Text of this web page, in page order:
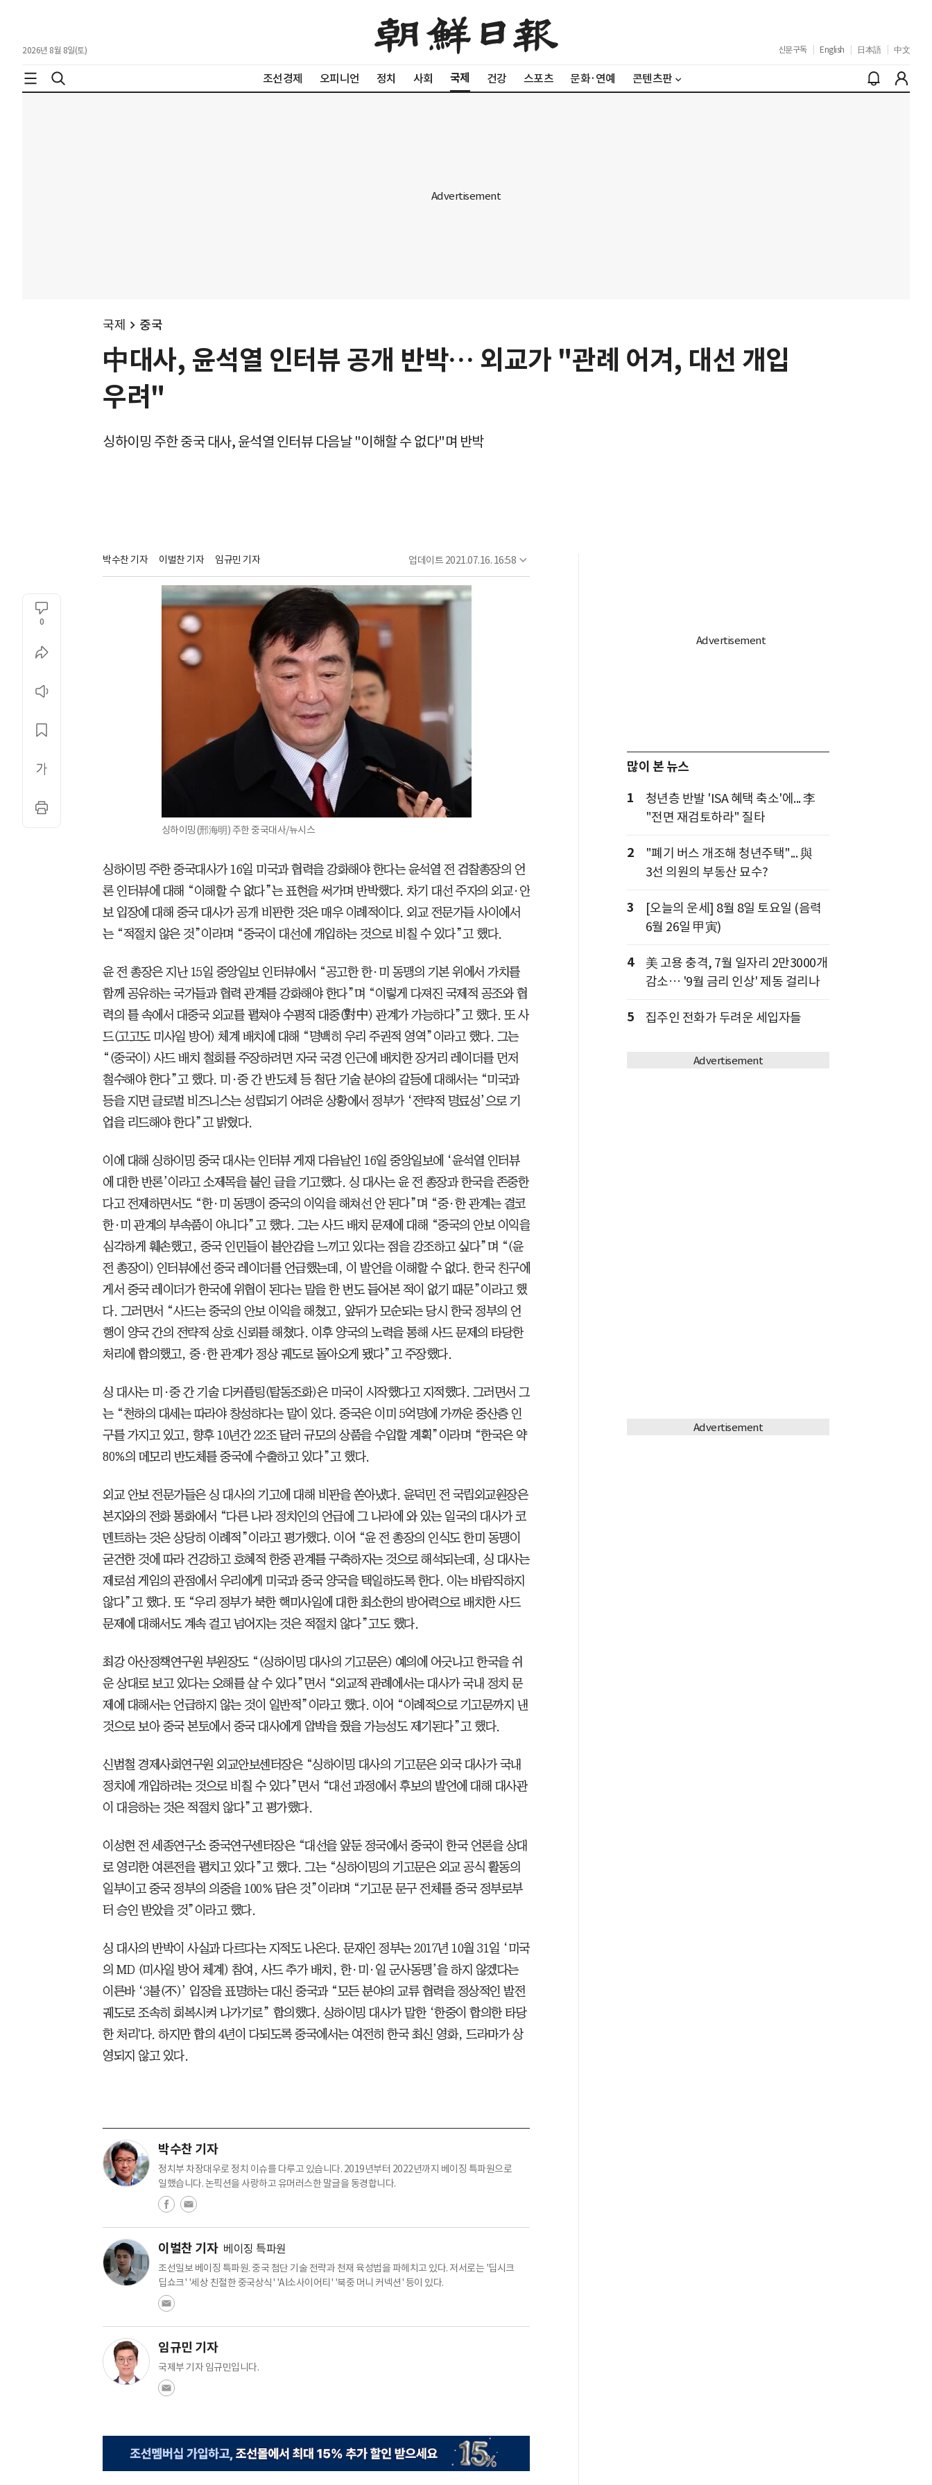
2026년 8월 8일(토) 신문구독 English 日本語 中文
조선경제 오피니언 정치 사회 국제 건강 스포츠 문화·연예 콘텐츠판
국제 중국
中대사, 윤석열 인터뷰 공개 반박… 외교가 "관례 어겨, 대선 개입
우려"
싱하이밍 주한 중국 대사, 윤석열 인터뷰 다음날 "이해할 수 없다"며 반박
박수찬 기자 이벌찬 기자 임규민 기자 업데이트 2021.07.16. 16:58
0
싱하이밍(邢海明) 주한 중국대사/뉴시스
싱하이밍 주한 중국대사가 16일 미국과 협력을 강화해야 한다는 윤석열 전 검찰총장의 언
론 인터뷰에 대해 “이해할 수 없다”는 표현을 써가며 반박했다. 차기 대선 주자의 외교·안
보 입장에 대해 중국 대사가 공개 비판한 것은 매우 이례적이다. 외교 전문가들 사이에서
는 “적절치 않은 것”이라며 “중국이 대선에 개입하는 것으로 비칠 수 있다”고 했다.
윤 전 총장은 지난 15일 중앙일보 인터뷰에서 “공고한 한·미 동맹의 기본 위에서 가치를
함께 공유하는 국가들과 협력 관계를 강화해야 한다”며 “이렇게 다져진 국제적 공조와 협
력의 틀 속에서 대중국 외교를 펼쳐야 수평적 대중(對中) 관계가 가능하다”고 했다. 또 사
드(고고도 미사일 방어) 체계 배치에 대해 “명백히 우리 주권적 영역”이라고 했다. 그는
“(중국이) 사드 배치 철회를 주장하려면 자국 국경 인근에 배치한 장거리 레이더를 먼저
철수해야 한다”고 했다. 미·중 간 반도체 등 첨단 기술 분야의 갈등에 대해서는 “미국과
등을 지면 글로벌 비즈니스는 성립되기 어려운 상황에서 정부가 ‘전략적 명료성’으로 기
업을 리드해야 한다”고 밝혔다.
이에 대해 싱하이밍 중국 대사는 인터뷰 게재 다음날인 16일 중앙일보에 ‘윤석열 인터뷰
에 대한 반론’이라고 소제목을 붙인 글을 기고했다. 싱 대사는 윤 전 총장과 한국을 존중한
다고 전제하면서도 “한·미 동맹이 중국의 이익을 해쳐선 안 된다”며 “중·한 관계는 결코
한·미 관계의 부속품이 아니다”고 했다. 그는 사드 배치 문제에 대해 “중국의 안보 이익을
심각하게 훼손했고, 중국 인민들이 불안감을 느끼고 있다는 점을 강조하고 싶다”며 “(윤
전 총장이) 인터뷰에선 중국 레이더를 언급했는데, 이 발언을 이해할 수 없다. 한국 친구에
게서 중국 레이더가 한국에 위협이 된다는 말을 한 번도 들어본 적이 없기 때문”이라고 했
다. 그러면서 “사드는 중국의 안보 이익을 해쳤고, 앞뒤가 모순되는 당시 한국 정부의 언
행이 양국 간의 전략적 상호 신뢰를 해쳤다. 이후 양국의 노력을 통해 사드 문제의 타당한
처리에 합의했고, 중·한 관계가 정상 궤도로 돌아오게 됐다”고 주장했다.
싱 대사는 미·중 간 기술 디커플링(탈동조화)은 미국이 시작했다고 지적했다. 그러면서 그
는 “천하의 대세는 따라야 창성하다는 말이 있다. 중국은 이미 5억명에 가까운 중산층 인
구를 가지고 있고, 향후 10년간 22조 달러 규모의 상품을 수입할 계획”이라며 “한국은 약
80%의 메모리 반도체를 중국에 수출하고 있다”고 했다.
외교 안보 전문가들은 싱 대사의 기고에 대해 비판을 쏟아냈다. 윤덕민 전 국립외교원장은
본지와의 전화 통화에서 “다른 나라 정치인의 언급에 그 나라에 와 있는 일국의 대사가 코
멘트하는 것은 상당히 이례적”이라고 평가했다. 이어 “윤 전 총장의 인식도 한미 동맹이
굳건한 것에 따라 건강하고 호혜적 한중 관계를 구축하자는 것으로 해석되는데, 싱 대사는
제로섬 게임의 관점에서 우리에게 미국과 중국 양국을 택일하도록 한다. 이는 바람직하지
않다”고 했다. 또 “우리 정부가 북한 핵미사일에 대한 최소한의 방어력으로 배치한 사드
문제에 대해서도 계속 걸고 넘어지는 것은 적절치 않다”고도 했다.
최강 아산정책연구원 부원장도 “(싱하이밍 대사의 기고문은) 예의에 어긋나고 한국을 쉬
운 상대로 보고 있다는 오해를 살 수 있다”면서 “외교적 관례에서는 대사가 국내 정치 문
제에 대해서는 언급하지 않는 것이 일반적”이라고 했다. 이어 “이례적으로 기고문까지 낸
것으로 보아 중국 본토에서 중국 대사에게 압박을 줬을 가능성도 제기된다”고 했다.
신범철 경제사회연구원 외교안보센터장은 “싱하이밍 대사의 기고문은 외국 대사가 국내
정치에 개입하려는 것으로 비칠 수 있다”면서 “대선 과정에서 후보의 발언에 대해 대사관
이 대응하는 것은 적절치 않다”고 평가했다.
이성현 전 세종연구소 중국연구센터장은 “대선을 앞둔 정국에서 중국이 한국 언론을 상대
로 영리한 여론전을 펼치고 있다”고 했다. 그는 “싱하이밍의 기고문은 외교 공식 활동의
일부이고 중국 정부의 의중을 100% 담은 것”이라며 “기고문 문구 전체를 중국 정부로부
터 승인 받았을 것”이라고 했다.
싱 대사의 반박이 사실과 다르다는 지적도 나온다. 문재인 정부는 2017년 10월 31일 ‘미국
의 MD (미사일 방어 체계) 참여, 사드 추가 배치, 한·미·일 군사동맹’을 하지 않겠다는
이른바 ‘3불(不)’ 입장을 표명하는 대신 중국과 “모든 분야의 교류 협력을 정상적인 발전
궤도로 조속히 회복시켜 나가기로” 합의했다. 싱하이밍 대사가 말한 ‘한중이 합의한 타당
한 처리'다. 하지만 합의 4년이 다되도록 중국에서는 여전히 한국 최신 영화, 드라마가 상
영되지 않고 있다.
박수찬 기자
정치부 차장대우로 정치 이슈를 다루고 있습니다. 2019년부터 2022년까지 베이징 특파원으로
일했습니다. 논픽션을 사랑하고 유머러스한 말글을 동경합니다.
이벌찬 기자 베이징 특파원
조선일보 베이징 특파원. 중국 첨단 기술 전략과 천재 육성법을 파헤치고 있다. 저서로는 '딥시크
딥쇼크' '세상 친절한 중국상식' 'AI소사이어티' '북중 머니 커넥션' 등이 있다.
임규민 기자
국제부 기자 임규민입니다.
많이 본 뉴스
1
청년층 반발 'ISA 혜택 축소'에... 李
"전면 재검토하라" 질타
2
"폐기 버스 개조해 청년주택"... 與
3선 의원의 부동산 묘수?
3
[오늘의 운세] 8월 8일 토요일 (음력
6월 26일 甲寅)
4
美 고용 충격, 7월 일자리 2만3000개
감소… '9월 금리 인상' 제동 걸리나
5 집주인 전화가 두려운 세입자들